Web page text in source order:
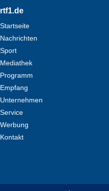
Footer
rtf1.de
Startseite
Nachrichten
Sport
Mediathek
Programm
Empfang
Unternehmen
Service
Werbung
Kontakt